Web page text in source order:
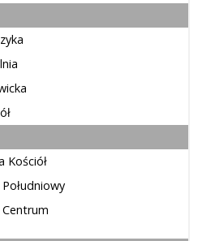
kontrast
Kościół